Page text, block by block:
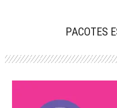
PACOTES